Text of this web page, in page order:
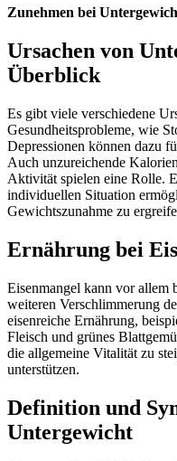
Zunehmen bei
Ursachen von
Überblick
Es gibt viele verschiedene
Gesundheitsprobleme, wie
Depressionen können dazu
Auch unzureichende
Aktivität spielen eine Rolle.
individuellen Situation
Gewichtszunahme zu
Ernährung bei
Eisenmangel kann vor allem
weiteren Verschlimmerung
eisenreiche Ernährung,
Fleisch und grünes
die allgemeine Vitalität zu
unterstützen.
Definition und
Untergewicht